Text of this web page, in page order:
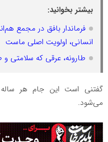
بیشتر بخوانید:
فرماندار بافق در مجمع
انسانی، اولویت اصلی ماست
طارونه، عرقی که سلامتی
گفتنی است این جام هر
می‌شود.